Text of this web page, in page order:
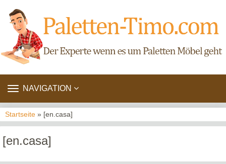
TOGGLE
NAVIGATION
Startseite » [en.casa]
[en.casa]